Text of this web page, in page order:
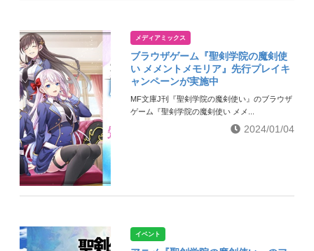
メディアミックス
ブラウザゲーム『聖剣学院の魔剣使
い メメントメモリア』先行プレイキ
ャンペーンが実施中
MF文庫J刊『聖剣学院の魔剣使い』のブラウザ
ゲーム『聖剣学院の魔剣使い メメ...
2024/01/04
イベント